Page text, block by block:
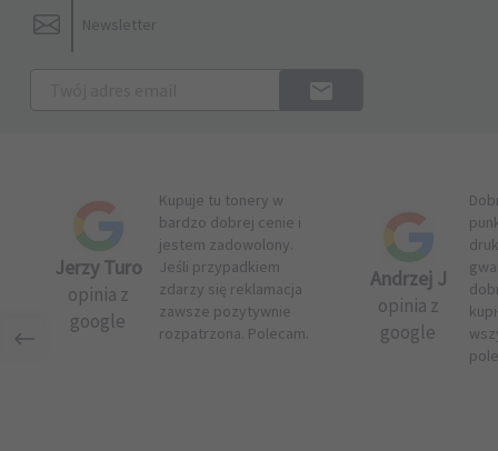
Newsletter
Jerzy Turo
opinia z
google
Kupuje tu tonery w
bardzo dobrej cenie i
jestem zadowolony.
Jeśli przypadkiem
zdarzy się reklamacja
zawsze pozytywnie
rozpatrzona. Polecam.
Andrzej J
opinia z
google